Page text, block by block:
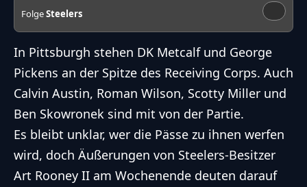
FolgeSteelers
In Pittsburgh stehen DK Metcalf und George
Pickens an der Spitze des Receiving Corps. Auch
Calvin Austin, Roman Wilson, Scotty Miller und
Ben Skowronek sind mit von der Partie.
Es bleibt unklar, wer die Pässe zu ihnen werfen
wird, doch Äußerungen von Steelers-Besitzer
Art Rooney II am Wochenende deuten darauf